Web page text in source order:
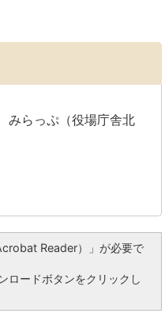
らっぷ（役場庁舎北
Reader）」が必要で
ードボタンをクリックし